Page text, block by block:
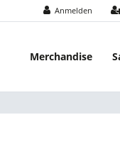
Anmelden
Merchandise